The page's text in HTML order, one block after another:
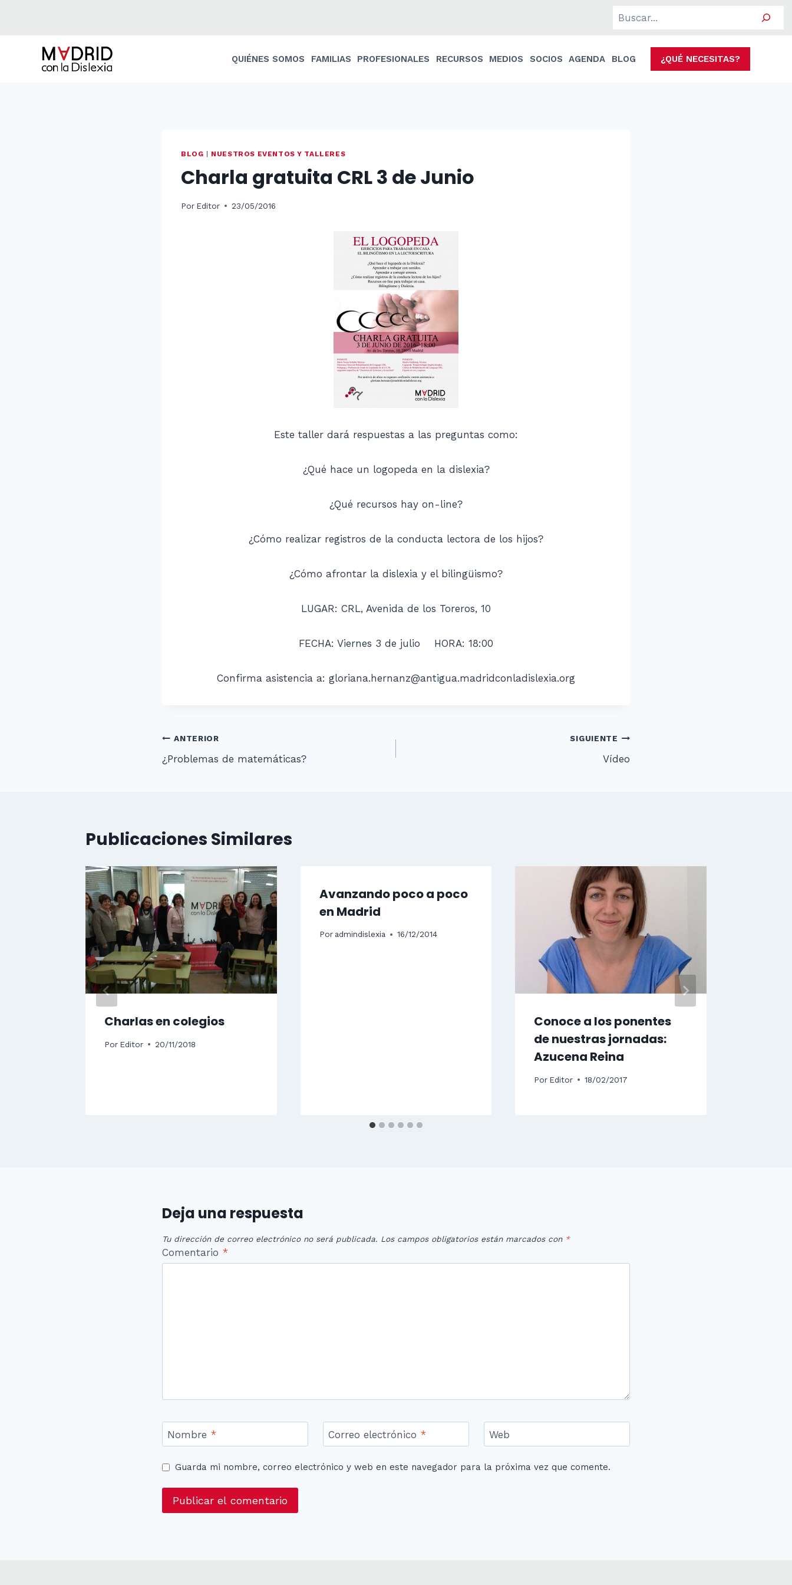
Search
QUIÉNES SOMOS FAMILIAS PROFESIONALES RECURSOS MEDIOS SOCIOS AGENDA BLOG ¿QUÉ NECESITAS?
BLOG NUESTROS EVENTOS Y TALLERES
Charla gratuita CRL 3 de Junio
Por Editor 23/05/2016
Este taller dará respuestas a las preguntas como:
¿Qué hace un logopeda en la dislexia?
¿Qué recursos hay on-line?
¿Cómo realizar registros de la conducta lectora de los hijos?
¿Cómo afrontar la dislexia y el bilingüismo?
LUGAR: CRL, Avenida de los Toreros, 10
FECHA: Viernes 3 de julio HORA: 18:00
Confirma asistencia a: gloriana.hernanz@antigua.madridconladislexia.org
Navegación
de
ANTERIOR
¿Problemas de matemáticas?
SIGUIENTE
Vídeo
Publicaciones Similares
Charlas en colegios
Por Editor 20/11/2018
Avanzando poco a poco
en Madrid
Por admindislexia 16/12/2014
Conoce a los ponentes
de nuestras jornadas:
Azucena Reina
Por Editor 18/02/2017
Deja una respuesta
Tu dirección de correo electrónico no será publicada. Los campos obligatorios están marcados con *
Comentario *
Nombre * Correo electrónico * Web
Guarda mi nombre, correo electrónico y web en este navegador para la próxima vez que comente.